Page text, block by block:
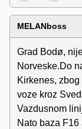
MELANboss
Grad Bodø,
Norveske.Do
Kirkenes,
voze kroz
Vazdusnom
Nato baza